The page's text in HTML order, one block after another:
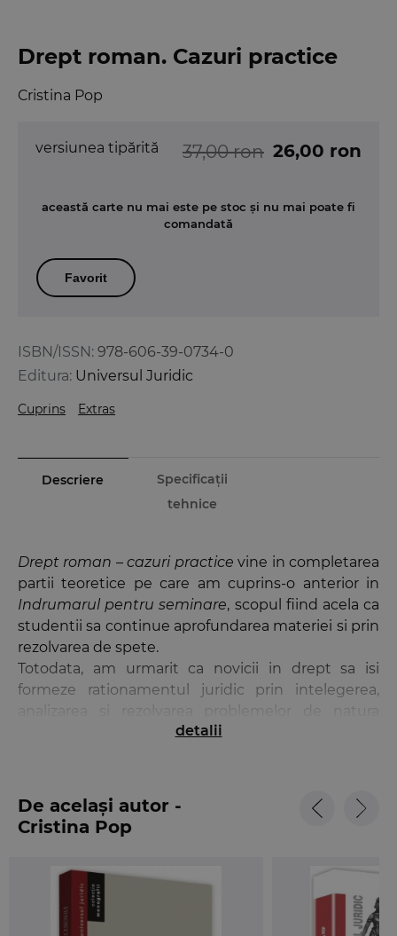
Drept roman. Cazuri practice
Cristina Pop
ISBN/ISSN: 978-606-39-0734-0
Editura: Universul Juridic
Cuprins Extras
versiunea tipărită 37,00 ron 26,00 ron
această carte nu mai este pe stoc și nu mai poate fi
comandată
Favorit
Descriere
Specificații
tehnice
Drept roman – cazuri practice vine in completarea
partii teoretice pe care am cuprins-o anterior in
Indrumarul pentru seminare, scopul fiind acela ca
studentii sa continue aprofundarea materiei si prin
rezolvarea de spete.
Totodata, am urmarit ca novicii in drept sa isi
formeze rationamentul juridic prin intelegerea,
practica propuse in lucrarea de fata.
limbajului de specialitate, pragmatismul dreptului
roman ii deprinde pe studentii anului I sa se
pozitioneze atat de partea reclamantului, cat si a
calitate de magistrat, conturandu-si astfel un
punct de vedere juridic lucid motivat.
detalii
De același autor -
Cristina Pop